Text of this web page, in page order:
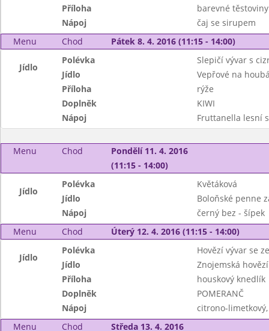
Příloha
barevné těstoviny
Nápoj
čaj se sirupem
Menu
Chod Pátek 8. 4. 2016 (11:15 - 14:00)
Jídlo
Polévka
Slepičí vývar s
Jídlo
Vepřové na
Příloha
rýže
Doplněk
KIWI
Nápoj
Fruttanella lesní
Menu Chod
Pondělí 11. 4. 2016
(11:15 - 14:00)
Jídlo
Polévka
Květáková
Jídlo
Boloňské penne
Nápoj
černý bez - šípek
Menu
Chod Úterý 12. 4. 2016 (11:15 - 14:00)
Jídlo
Polévka
Hovězí vývar se
Jídlo
Znojemská hovězí
Příloha
houskový knedlík
Doplněk
POMERANČ
Nápoj
citrono-
Menu
Chod
Středa 13. 4. 2016